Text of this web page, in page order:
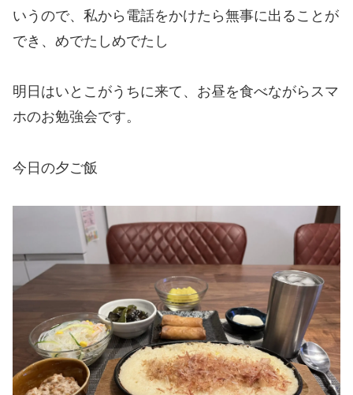
いうので、私から電話をかけたら無事に出ることが
でき、めでたしめでたし
明日はいとこがうちに来て、お昼を食べながらスマ
ホのお勉強会です。
今日の夕ご飯